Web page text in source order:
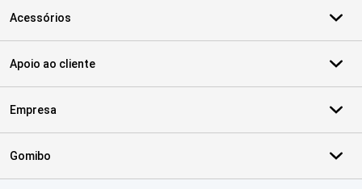
Acessórios
Apoio ao cliente
Empresa
Gomibo